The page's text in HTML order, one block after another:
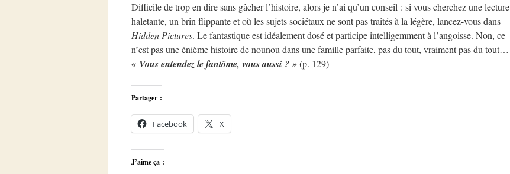
Difficile de trop en dire sans gâcher l’histoire, alors je n’ai qu’un conseil : si vous cherchez une lecture
haletante, un brin flippante et où les sujets sociétaux ne sont pas traités à la légère, lancez-vous dans
Hidden Pictures. Le fantastique est idéalement dosé et participe intelligemment à l’angoisse. Non, ce
n’est pas une énième histoire de nounou dans une famille parfaite, pas du tout, vraiment pas du tout…
« Vous entendez le fantôme, vous aussi ? »(p. 129)
Partager :
Facebook X
J’aime ça :